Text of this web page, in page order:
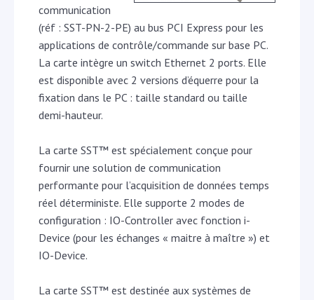
communication
(réf : SST-PN-2-PE) au bus PCI Express pour les
applications de contrôle/commande sur base PC.
La carte intègre un switch Ethernet 2 ports. Elle
est disponible avec 2 versions d’équerre pour la
fixation dans le PC : taille standard ou taille
demi-hauteur.
La carte SST™ est spécialement conçue pour
fournir une solution de communication
performante pour l’acquisition de données temps
réel déterministe. Elle supporte 2 modes de
configuration : IO-Controller avec fonction i-
Device (pour les échanges « maitre à maître ») et
IO-Device.
La carte SST™ est destinée aux systèmes de